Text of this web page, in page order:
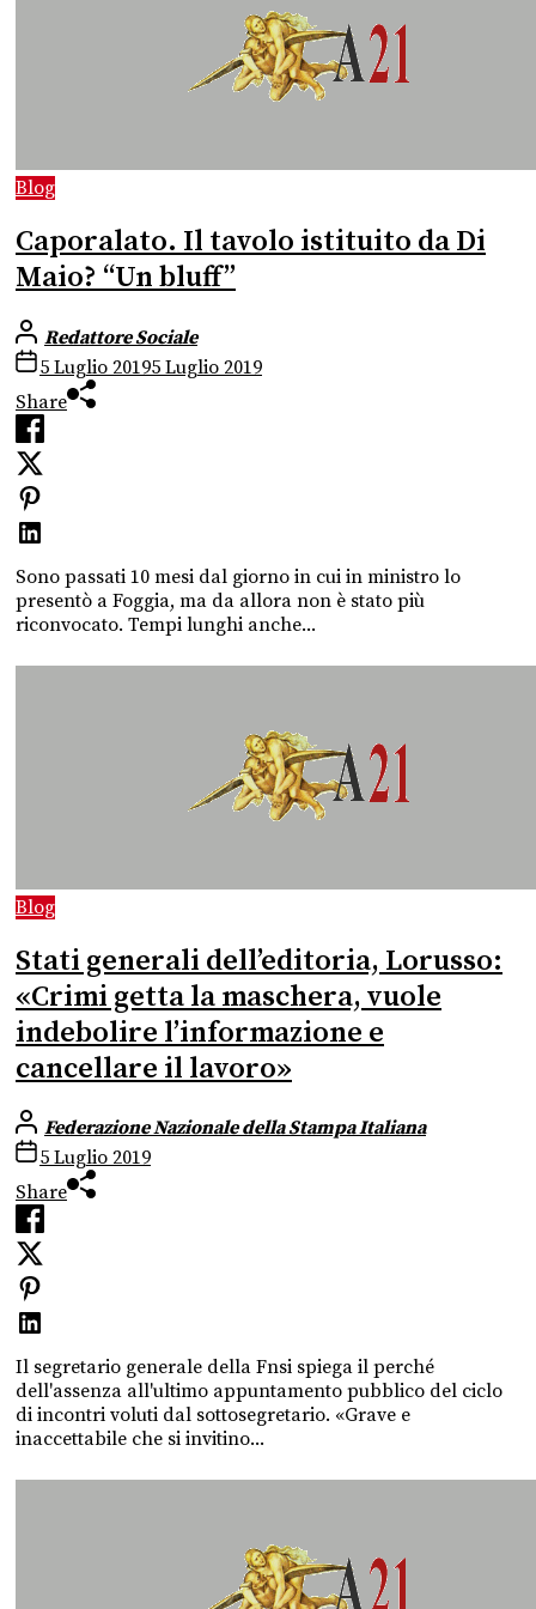
Blog
Caporalato. Il tavolo istituito da Di
Maio? “Un bluff”
Redattore Sociale
5 Luglio 20195 Luglio 2019
Share
Sono passati 10 mesi dal giorno in cui in ministro lo
presentò a Foggia, ma da allora non è stato più
riconvocato. Tempi lunghi anche...
Blog
Stati generali dell’editoria, Lorusso:
«Crimi getta la maschera, vuole
indebolire l’informazione e
cancellare il lavoro»
Federazione Nazionale della Stampa Italiana
5 Luglio 2019
Share
Il segretario generale della Fnsi spiega il perché
dell'assenza all'ultimo appuntamento pubblico del ciclo
di incontri voluti dal sottosegretario. «Grave e
inaccettabile che si invitino...